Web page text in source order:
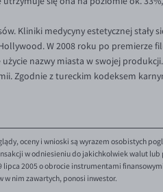
Kliniki medycyny estetycznej stały
W 2008 roku po premierze
nazwy miasta w swojej produkcji.
Zgodnie z tureckim kodeksem
oceny i wnioski są wyrazem osobistych
w odniesieniu do jakichkolwiek walut
2005 o obrocie instrumentami
nim zawartych, ponosi inwestor.